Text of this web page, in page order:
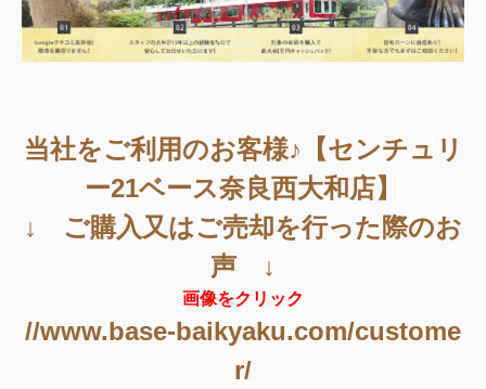
当社をご利用のお客様♪【センチュリ
ー21ベース奈良西大和店】
↓ ご購入又はご売却を行った際のお
声 ↓
画像をクリック
//www.base-baikyaku.com/custome
r/